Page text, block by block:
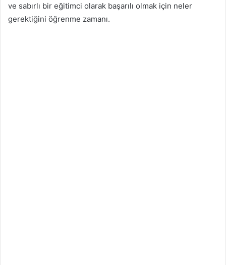
ve sabırlı bir eğitimci olarak başarılı olmak için neler
gerektiğini öğrenme zamanı.